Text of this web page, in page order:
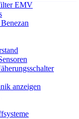
EMV
anzeigen